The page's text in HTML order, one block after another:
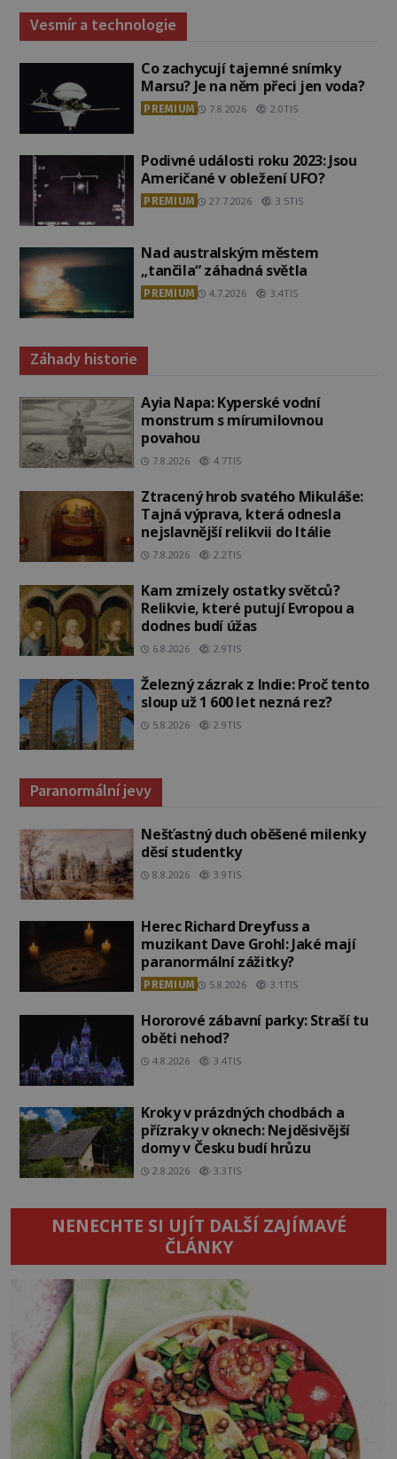
Vesmír a technologie
Co zachycují tajemné snímky
Marsu? Je na něm přeci jen voda?
PREMIUM 7.8.2026 2.0TIS
Podivné události roku 2023: Jsou
Američané v obležení UFO?
PREMIUM 27.7.2026 3.5TIS
Nad australským městem
„tančila“ záhadná světla
PREMIUM 4.7.2026 3.4TIS
Záhady historie
Ayia Napa: Kyperské vodní
monstrum s mírumilovnou
povahou
7.8.2026 4.7TIS
Ztracený hrob svatého Mikuláše:
Tajná výprava, která odnesla
nejslavnější relikvii do Itálie
7.8.2026 2.2TIS
Kam zmizely ostatky světců?
Relikvie, které putují Evropou a
dodnes budí úžas
6.8.2026 2.9TIS
Železný zázrak z Indie: Proč tento
sloup už 1 600 let nezná rez?
5.8.2026 2.9TIS
Paranormální jevy
Nešťastný duch oběšené milenky
děsí studentky
8.8.2026 3.9TIS
Herec Richard Dreyfuss a
muzikant Dave Grohl: Jaké mají
paranormální zážitky?
PREMIUM 5.8.2026 3.1TIS
Hororové zábavní parky: Straší tu
oběti nehod?
4.8.2026 3.4TIS
Kroky v prázdných chodbách a
přízraky v oknech: Nejděsivější
domy v Česku budí hrůzu
2.8.2026 3.3TIS
NENECHTE SI UJÍT DALŠÍ ZAJÍMAVÉ
ČLÁNKY